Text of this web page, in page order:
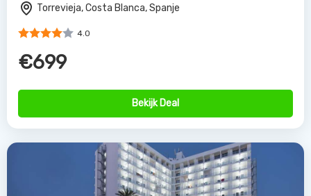
Torrevieja, Costa Blanca, Spanje
4.0
€699
Bekijk Deal